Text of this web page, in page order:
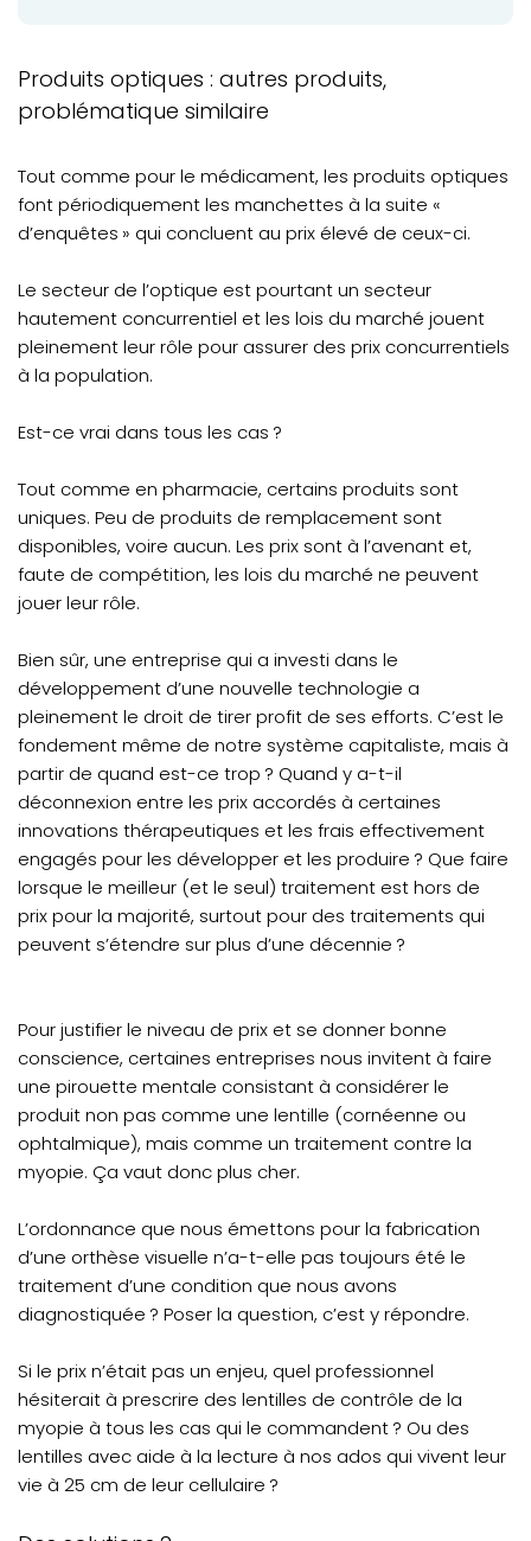
Produits optiques : autres produits,
problématique similaire
Tout comme pour le médicament, les produits optiques
font périodiquement les manchettes à la suite «
d’enquêtes » qui concluent au prix élevé de ceux-ci.
Le secteur de l’optique est pourtant un secteur
hautement concurrentiel et les lois du marché jouent
pleinement leur rôle pour assurer des prix concurrentiels
à la population.
Est-ce vrai dans tous les cas ?
Tout comme en pharmacie, certains produits sont
uniques. Peu de produits de remplacement sont
disponibles, voire aucun. Les prix sont à l’avenant et,
faute de compétition, les lois du marché ne peuvent
jouer leur rôle.
Bien sûr, une entreprise qui a investi dans le
développement d’une nouvelle technologie a
pleinement le droit de tirer profit de ses efforts. C’est le
fondement même de notre système capitaliste, mais à
partir de quand est-ce trop ? Quand y a-t-il
déconnexion entre les prix accordés à certaines
innovations thérapeutiques et les frais effectivement
engagés pour les développer et les produire ? Que faire
lorsque le meilleur (et le seul) traitement est hors de
prix pour la majorité, surtout pour des traitements qui
peuvent s’étendre sur plus d’une décennie ?
Pour justifier le niveau de prix et se donner bonne
conscience, certaines entreprises nous invitent à faire
une pirouette mentale consistant à considérer le
produit non pas comme une lentille (cornéenne ou
ophtalmique), mais comme un traitement contre la
myopie. Ça vaut donc plus cher.
L’ordonnance que nous émettons pour la fabrication
d’une orthèse visuelle n’a-t-elle pas toujours été le
traitement d’une condition que nous avons
diagnostiquée ? Poser la question, c’est y répondre.
Si le prix n’était pas un enjeu, quel professionnel
hésiterait à prescrire des lentilles de contrôle de la
myopie à tous les cas qui le commandent ? Ou des
lentilles avec aide à la lecture à nos ados qui vivent leur
vie à 25 cm de leur cellulaire ?